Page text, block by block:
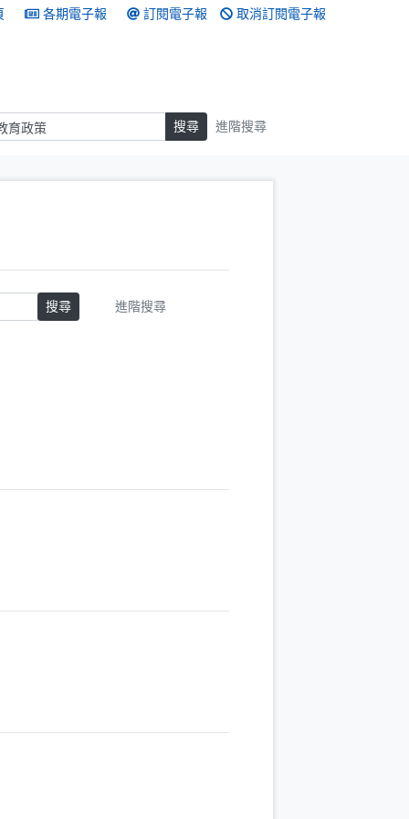
各期電子報 訂閱電子報 取消訂閱電子報
搜尋 進階搜尋
搜尋 進階搜尋